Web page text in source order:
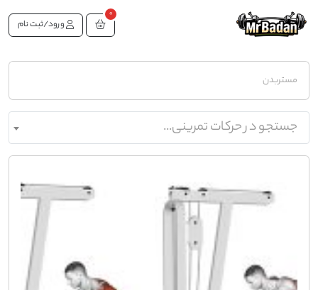
0
ورود/ثبت نام
مستربدن
جستجو در حرکات تمرینی...